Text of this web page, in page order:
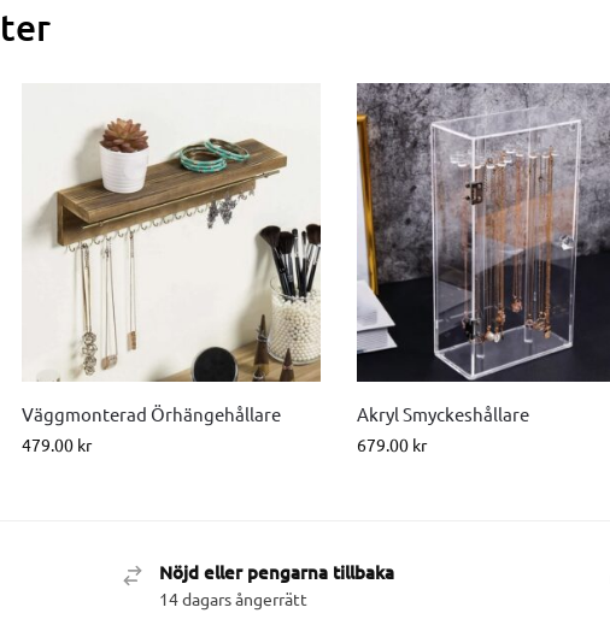
Väggmonterad Örhängehållare
479.00 kr
Akryl Smyckeshållare
679.00 kr
Nöjd eller pengarna tillbaka
14 dagars ångerrätt